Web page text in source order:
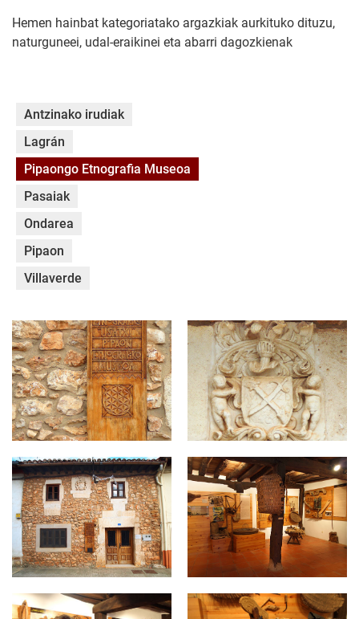
Hemen hainbat kategoriatako argazkiak aurkituko dituzu,
naturguneei, udal-eraikinei eta abarri dagozkienak
Antzinako irudiak
Lagrán
Pipaongo Etnografia Museoa
Pasaiak
Ondarea
Pipaon
Villaverde
pipaon-museo-001.jpg pipaon-museo-003.jpg
pipaon-museo-004.jpg pipaon-museo-005.jpg
pipaon-museo-006.jpg pipaon-museo-007.jpg